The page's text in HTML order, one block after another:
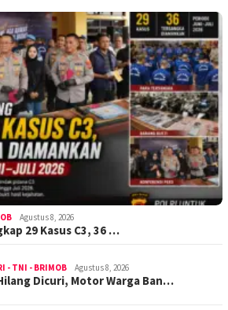
Agustus 8, 2026
29 Kasus C3, 36 …
- TNI - BRIMOB Agustus 8, 2026
Dicuri, Motor Warga Ban…